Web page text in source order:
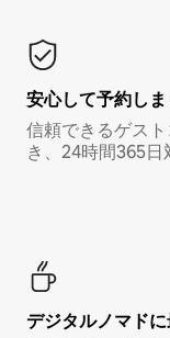
安心して予約しま
信頼できるゲス
き、24時間365日
デジタルノマド⁠